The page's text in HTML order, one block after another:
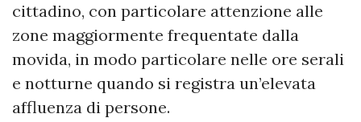
cittadino, con particolare attenzione alle
zone maggiormente frequentate dalla
movida, in modo particolare nelle ore serali
e notturne quando si registra un’elevata
affluenza di persone.